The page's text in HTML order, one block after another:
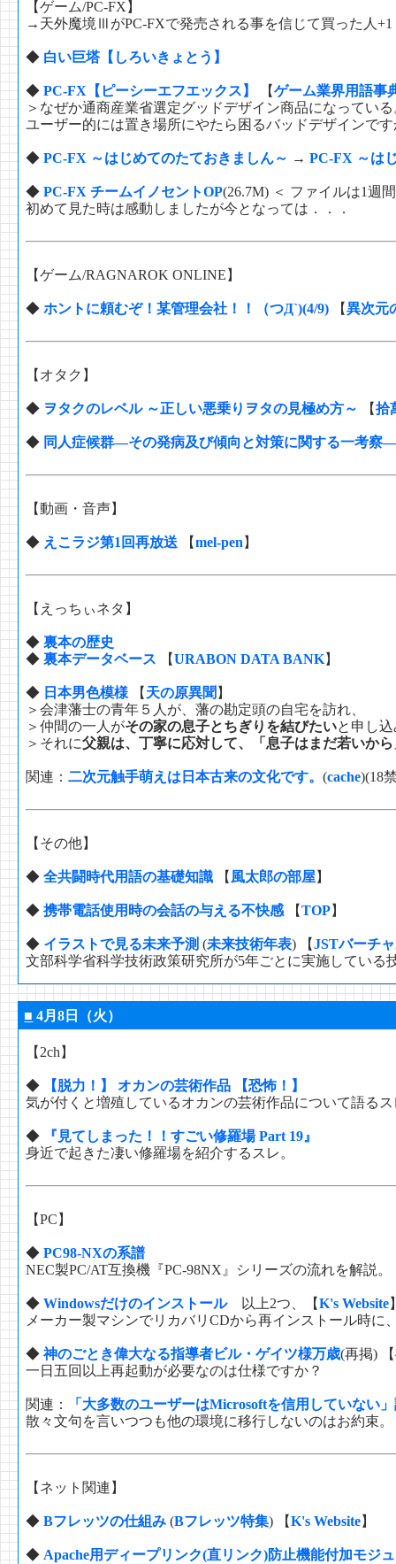
【ゲーム/PC-FX】
→天外魔境ⅢがPC-FXで発売される事を信じて買った人+1
◆ 白い巨塔【しろいきょとう】
◆ PC-FX【ピーシーエフエックス】 【ゲーム業界用語事
＞なぜか通商産業省選定グッドデザイン商品になっている
ユーザー的には置き場所にやたら困るバッドデザインで
◆ PC-FX ～はじめてのたておきましん～ → PC-FX ～は
◆ PC-FX チームイノセントOP(26.7M) ＜ ファイルは1週
初めて見た時は感動しましたが今となっては．．．
【ゲーム/RAGNAROK ONLINE】
◆ ホントに頼むぞ！某管理会社！！（つД`)(4/9) 【異次元
【オタク】
◆ ヲタクのレベル ～正しい悪乗りヲタの見極め方～ 【拾
◆ 同人症候群―その発病及び傾向と対策に関する一考察―
【動画・音声】
◆ えこラジ第1回再放送 【mel-pen 】
【えっちぃネタ】
◆ 裏本の歴史
◆ 裏本データベース 【URABON DATA BANK】
◆ 日本男色模様 【 天の原異聞 】
＞会津藩士の青年５人が、藩の勘定頭の自宅を訪れ、
＞仲間の一人がその家の息子とちぎりを結びたいと申し
＞それに父親は、丁寧に応対して、「息子はまだ若いか
関連： 二次元触手萌えは日本古来の文化です。 (cache)(18
【その他】
◆ 全共闘時代用語の基礎知識 【 風太郎の部屋】
◆ 携帯電話使用時の会話の与える不快感 【TOP】
◆ イラストで見る未来予測 (未来技術年表) 【JSTバーチ
文部科学省科学技術政策研究所が5年ごとに実施している
■ 4月8日（火）
【2ch】
◆
【脱力！】 オカンの芸術作品 【恐怖！】
気が付くと増殖しているオカンの芸術作品について語る
◆
『見てしまった！！すごい修羅場 Part 19』
身近で起きた凄い修羅場を紹介するスレ。
【PC】
◆ PC98-NXの系譜
NEC製PC/AT互換機『PC-98NX』シリーズの流れを解説。
◆ Windowsだけのインストール以上2つ、【K's Website
メーカー製マシンでリカバリCDから再インストール時
◆神のごとき偉大なる指導者ビル・ゲイツ様万歳(再掲) 【
一日五回以上再起動が必要なのは仕様ですか？
関連：
「大多数のユーザーはMicrosoftを信用していない
散々文句を言いつつも他の環境に移行しないのはお約束。
【ネット関連】
◆ Bフレッツの仕組み (Bフレッツ特集) 【K's Website】
◆ Apache用ディープリンク(直リンク)防止機能付加モジ